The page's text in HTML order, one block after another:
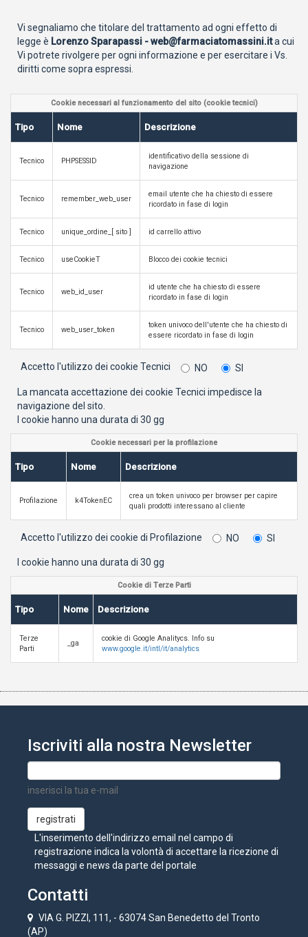
Vi segnaliamo che titolare del trattamento ad ogni effetto di
legge è Lorenzo Sparapassi - web@farmaciatomassini.ita cui
Vi potrete rivolgere per ogni informazione e per esercitare i Vs.
diritti come sopra espressi.
Cookie necessari al funzionamento del sito (cookie tecnici)
Tipo Nome Descrizione
Tecnico PHPSESSID
identificativo della sessione di
navigazione
Tecnico remember_web_user
email utente che ha chiesto di essere
ricordato in fase di login
Tecnico unique_ordine_[ sito ] id carrello attivo
Tecnico useCookieT Blocco dei cookie tecnici
Tecnico web_id_user
id utente che ha chiesto di essere
ricordato in fase di login
Tecnico web_user_token
token univoco dell'utente che ha chiesto di
essere ricordato in fase di login
Accetto l'utilizzo dei cookie Tecnici NO SI
La mancata accettazione dei cookie Tecnici impedisce la
navigazione del sito.
I cookie hanno una durata di 30 gg
Cookie necessari per la profilazione
Tipo Nome Descrizione
Profilazione k4TokenEC
crea un token univoco per browser per capire
quali prodotti interessano al cliente
Accetto l'utilizzo dei cookie di Profilazione NO SI
I cookie hanno una durata di 30 gg
Cookie di Terze Parti
Tipo Nome Descrizione
Terze
Parti
_ga
cookie di Google Analitycs. Info su
www.google.it/intl/it/analytics
Iscriviti alla nostra Newsletter
inserisci la tua e-mail
L'inserimento dell'indirizzo email nel campo di
registrazione indica la volontà di accettare la ricezione di
messaggi e news da parte del portale
Contatti
VIA G. PIZZI, 111, - 63074 San Benedetto del Tronto
(AP)